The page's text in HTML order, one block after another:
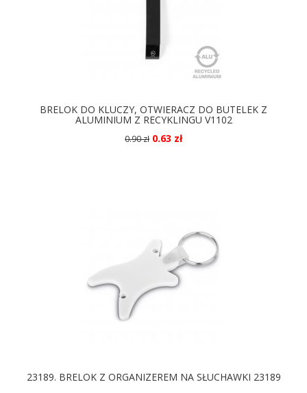
BRELOK DO KLUCZY, OTWIERACZ DO BUTELEK Z
ALUMINIUM Z RECYKLINGU V1102
0.90 zł 0.63 zł
23189. BRELOK Z ORGANIZEREM NA SŁUCHAWKI 23189